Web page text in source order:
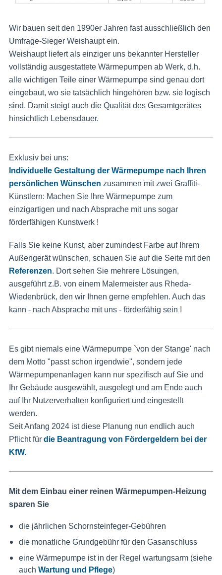
Wir bauen seit den 1990er Jahren fast ausschließlich den
Umfrage-Sieger Weishaupt ein.
Weishaupt liefert als einziger uns bekannter Hersteller
vollständig ausgestattete Wärmepumpen ab Werk, d.h.
alle wichtigen Teile einer Wärmepumpe sind genau dort
eingebaut, wo sie tatsächlich hingehören bzw. sie logisch
sind. Damit steigt auch die Qualität des Gesamtgerätes
hinsichtlich Lebensdauer.
Exklusiv bei uns:
Individuelle Gestaltung der Wärmepumpe nach Ihren
persönlichen Wünschen zusammen mit zwei Graffiti-
Künstlern: Machen Sie Ihre Wärmepumpe zum
einzigartigen und nach Absprache mit uns sogar
förderfähigen Kunstwerk !
Falls Sie keine Kunst, aber zumindest Farbe auf Ihrem
Außengerät wünschen, schauen Sie auf die Seite mit den
Referenzen. Dort sehen Sie mehrere Lösungen,
ausgeführt z.B. von einem Malermeister aus Rheda-
Wiedenbrück, den wir Ihnen gerne empfehlen. Auch das
kann - nach Absprache mit uns - förderfähig sein !
Es gibt niemals eine Wärmepumpe `von der Stange' nach
dem Motto "passt schon irgendwie", sondern jede
Wärmepumpenanlagen kann nur spezifisch auf Sie und
Ihr Gebäude ausgewählt, ausgelegt und am Ende auch
auf Ihr Nutzerverhalten konfiguriert und eingestellt
werden.
Seit Anfang 2024 ist diese Planung nun endlich auch
Pflicht für die Beantragung von Fördergeldern bei der
KfW.
Mit dem Einbau einer reinen Wärmepumpen-Heizung
sparen Sie
die jährlichen Schornsteinfeger-Gebühren
die monatliche Grundgebühr für den Gasanschluss
eine Wärmepumpe ist in der Regel wartungsarm (siehe
auch Wartung und Pflege)